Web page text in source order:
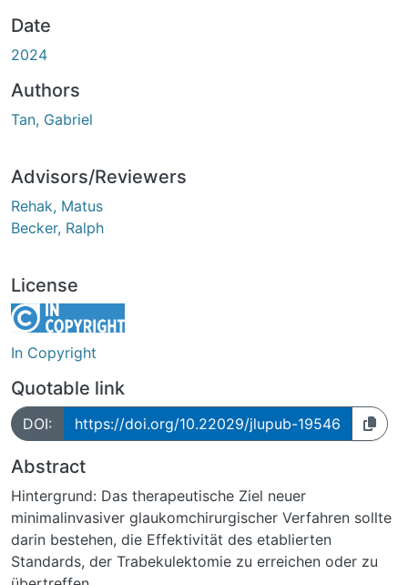
Date
2024
Authors
Tan, Gabriel
Advisors/Reviewers
Rehak, Matus
Becker, Ralph
License
In Copyright
Quotable link
DOI: https://doi.org/10.22029/jlupub-19546
Abstract
Hintergrund: Das therapeutische Ziel neuer
minimalinvasiver glaukomchirurgischer Verfahren sollte
darin bestehen, die Effektivität des etablierten
Standards, der Trabekulektomie zu erreichen oder zu